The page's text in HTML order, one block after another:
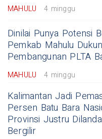
MAHULU 4 minggu
Dinilai Punya Potensi
Pemkab Mahulu
Pembangunan PLTA
MAHULU 4 minggu
Kalimantan Jadi
Persen Batu Bara
Provinsi Justru
Bergilir